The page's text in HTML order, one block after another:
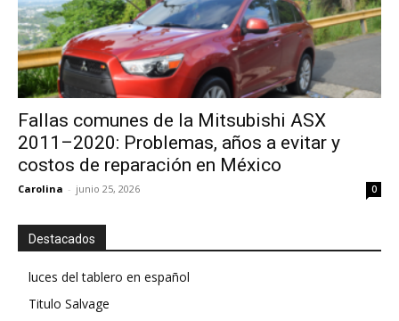
Fallas comunes de la Mitsubishi ASX
2011–2020: Problemas, años a evitar y
costos de reparación en México
Carolina - junio 25, 2026 0
Destacados
luces del tablero en español
Titulo Salvage